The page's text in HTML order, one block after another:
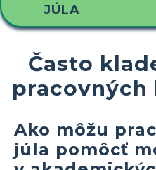
JÚLA
Často
Ako môžu
júla pomôcť